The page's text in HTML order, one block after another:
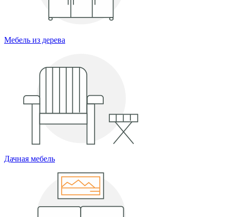
Мебель из дерева
Дачная мебель